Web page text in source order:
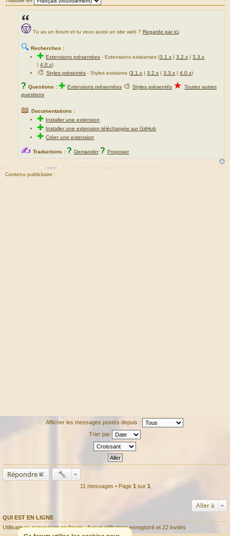
a
g
e
Tu as un forum et tu veux aussi un site web ? Regarde par ici
🔍 Recherches :
✚Extensions présentées -Extensions existantes (3.1.x |3.2.x |3.3.x
|4.0.x)
🎨Styles présentés - Styles existants (3.1.x |3.2.x |3.3.x |4.0.x)
? Questions : ✚ Extensions présentées 🎨 Styles présentés ★ Toutes autres
questions
📖 Documentations :
✚ Installer une extension
✚ Installer une extension téléchargée sur GitHub
✚Créer une extension
✍ Traductions : ? Demander ? Proposer
Contenu publicitaire :
Afficher les messages postés depuis :
Trier par
Répondre
11 messages • Page 1 sur 1
Aller à
QUI EST EN LIGNE
Utilisateurs parcourant ce forum : Aucun utilisateur enregistré et 22 invités